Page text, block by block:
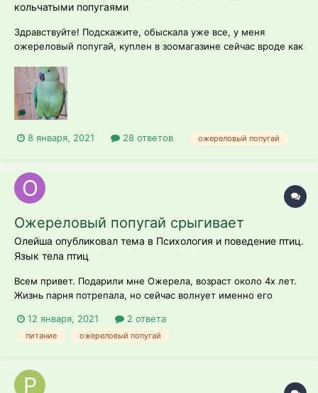
кольчатыми попугаями
Здравствуйте! Подскажите, обыскала уже все, у меня
ожереловый попугай, куплен в зоомагазине сейчас вроде как
детства вроде красные клювы у ожереловых?
8 января, 2021 28 ответов ожереловый попугай
Ожереловый попугай срыгивает
Олейша опубликовал тема в Психология и поведение птиц.
Язык тела птиц
Всем привет. Подарили мне Ожерела, возраст около 4х лет.
Жизнь парня потрепала, но сейчас волнует именно его
мин камень плюсом. Так вот он этот корм ест, а потом,
вечером, срыгивает на минеральный камень уже
12 января, 2021 2 ответа
питание ожереловый попугай